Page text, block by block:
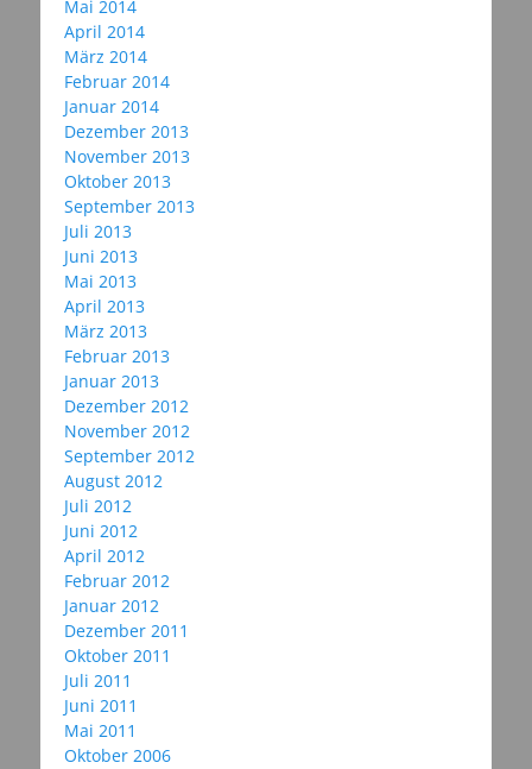
Mai 2014
April 2014
März 2014
Februar 2014
Januar 2014
Dezember 2013
November 2013
Oktober 2013
September 2013
Juli 2013
Juni 2013
Mai 2013
April 2013
März 2013
Februar 2013
Januar 2013
Dezember 2012
November 2012
September 2012
August 2012
Juli 2012
Juni 2012
April 2012
Februar 2012
Januar 2012
Dezember 2011
Oktober 2011
Juli 2011
Juni 2011
Mai 2011
Oktober 2006